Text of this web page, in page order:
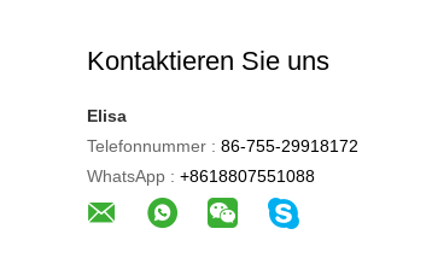
Kontaktieren Sie uns
Elisa
Telefonnummer : 86-755-29918172
WhatsApp : +8618807551088